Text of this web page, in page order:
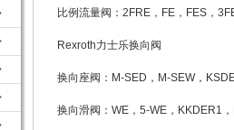
比例流量阀：2FRE，FE，FES，
Rexroth力士乐换向阀
换向座阀：M-SED，M-SEW，
换向滑阀：WE，5-WE，KKDER1